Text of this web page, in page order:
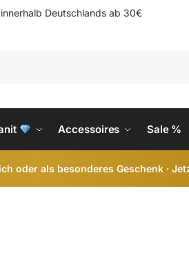
innerhalb Deutschlands ab 30€
Accessoires Sale %
oder als besonderes Geschenk ·